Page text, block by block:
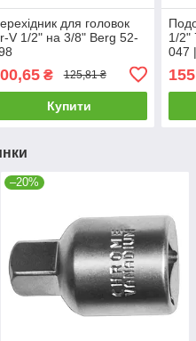
для головок
V 1/2" на 3/8" Berg 52-
₴ 125,81 ₴
Купити
1/2"
047
–20%